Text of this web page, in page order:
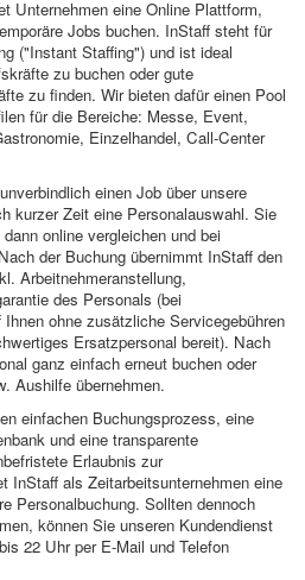
Unternehmen eine Online Plattform,
Jobs buchen. InStaff steht für
("Instant Staffing") und ist ideal
zu buchen oder gute
zu finden. Wir bieten dafür einen Pool
für die Bereiche: Messe, Event,
Einzelhandel, Call-Center
einen Job über unsere
kurzer Zeit eine Personalauswahl. Sie
online vergleichen und bei
der Buchung übernimmt InStaff den
Arbeitnehmeranstellung,
des Personals (bei
ohne zusätzliche Servicegebühren
Ersatzpersonal bereit). Nach
ganz einfach erneut buchen oder
Aushilfe übernehmen.
einfachen Buchungsprozess, eine
und eine transparente
Erlaubnis zur
InStaff als Zeitarbeitsunternehmen eine
Personalbuchung. Sollten dennoch
können Sie unseren Kundendienst
22 Uhr per E-Mail und Telefon